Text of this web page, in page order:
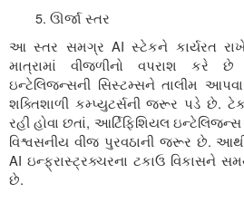
ઊર્જા સ્તર
આ સ્તર સમગ્રAI સ્ટેકને કાર્યરત
માત્રામાં વીજળીનો વપરાશ કરે
ઇન્ટેલિજન્સની સિસ્ટમ્સને તાલીમ
શક્તિશાળી કમ્પ્યુટર્સની જરૂર પડે છે.
રહી હોવા છતાં, આર્ટિફિશિયલ ઇન્ટેલિજન્સ
વિશ્વસનીય વીજ પુરવઠાની જરૂર છે.
AI ઇન્ફ્રાસ્ટ્રક્ચરના ટકાઉ વિકાસને
છે.